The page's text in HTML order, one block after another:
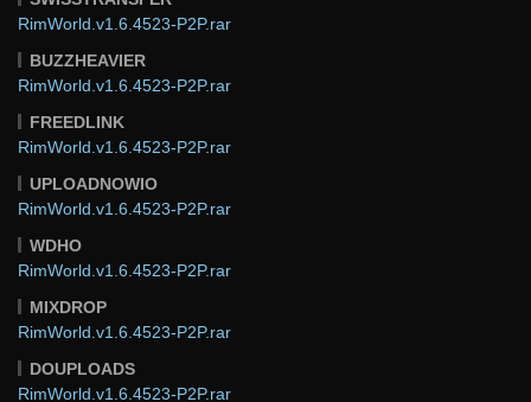
RimWorld.v1.6.4523-P2P.rar
BUZZHEAVIER
RimWorld.v1.6.4523-P2P.rar
FREEDLINK
RimWorld.v1.6.4523-P2P.rar
UPLOADNOWIO
RimWorld.v1.6.4523-P2P.rar
WDHO
RimWorld.v1.6.4523-P2P.rar
MIXDROP
RimWorld.v1.6.4523-P2P.rar
DOUPLOADS
RimWorld.v1.6.4523-P2P.rar